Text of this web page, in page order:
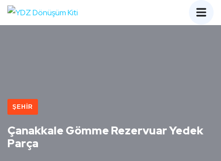
ŞEHIR
Çanakkale Gömme Rezervuar Yedek
Parça